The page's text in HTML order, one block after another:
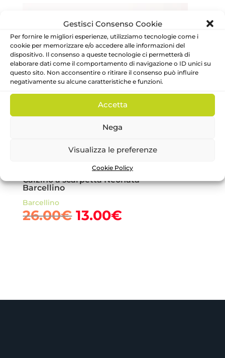
Gestisci Consenso Cookie
Per fornire le migliori esperienze, utilizziamo tecnologie come i
cookie per memorizzare e/o accedere alle informazioni del
dispositivo. Il consenso a queste tecnologie ci permetterà di
elaborare dati come il comportamento di navigazione o ID unici su
questo sito. Non acconsentire o ritirare il consenso può influire
negativamente su alcune caratteristiche e funzioni.
Accetta
Nega
Visualizza le preferenze
Cookie Policy
Calzino a scarpetta Neonata –
Barcellino
Barcellino
26.00€ Il
13.00€Il